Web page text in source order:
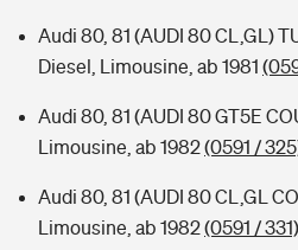
Audi 80, 81 (AUDI 80 CL,GL)
Diesel, Limousine, ab 1981
Audi 80, 81 (AUDI 80 GT5E
Limousine, ab 1982(0591 /
Audi 80, 81 (AUDI 80 CL,GL
Limousine, ab 1982(0591 / 331)